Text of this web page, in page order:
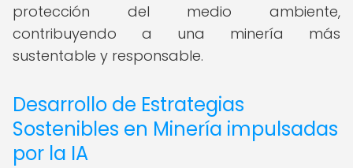
protección del medio ambiente,
contribuyendo a una minería más
sustentable y responsable.
Desarrollo de Estrategias
Sostenibles en Minería impulsadas
por la IA